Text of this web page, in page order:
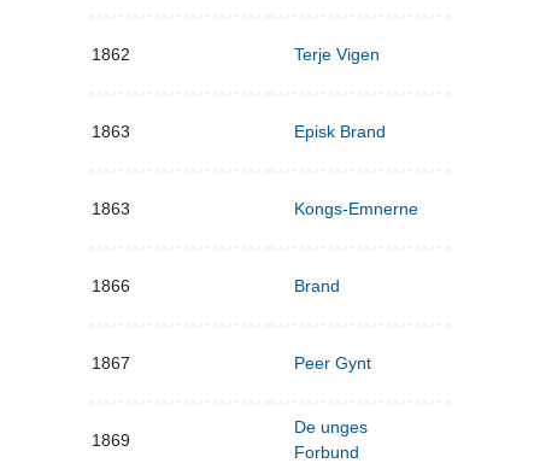
1862 Terje Vigen
1863 Episk Brand
1863 Kongs-Emnerne
1866 Brand
1867 Peer Gynt
1869
De unges
Forbund